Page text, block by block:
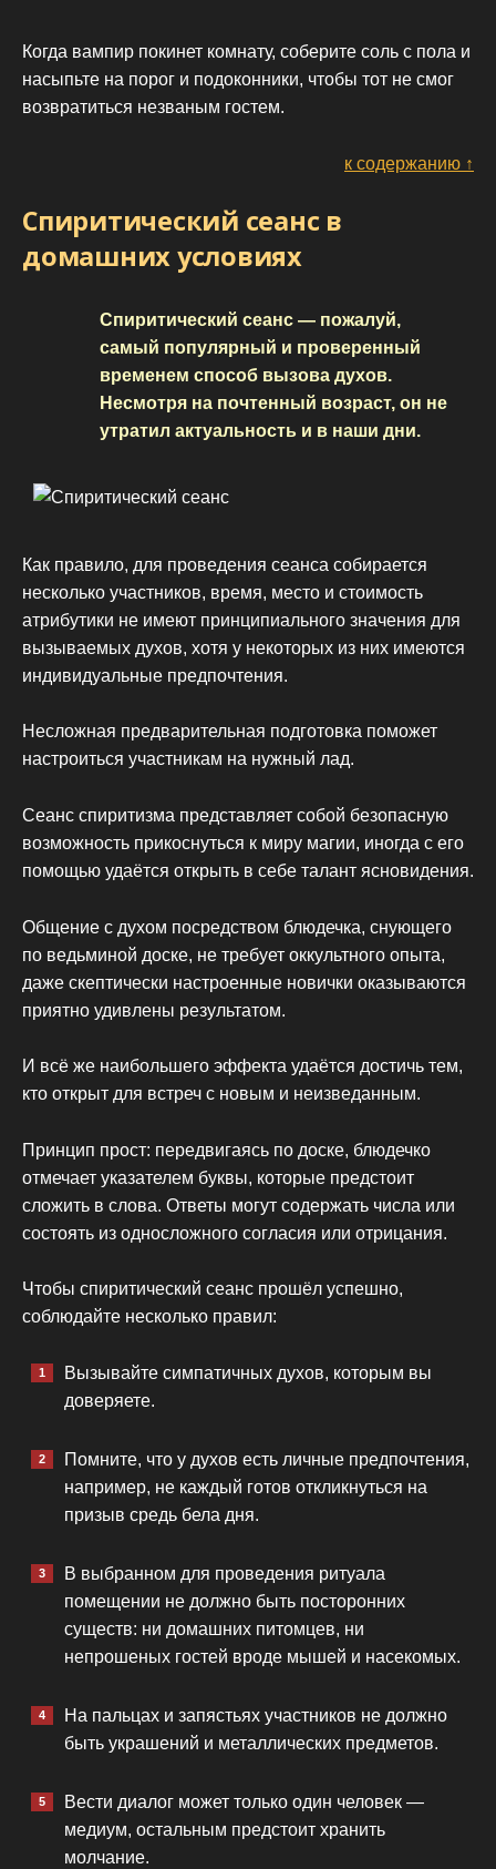
Когда вампир покинет комнату, соберите соль с пола и
насыпьте на порог и подоконники, чтобы тот не смог
возвратиться незваным гостем.
к содержанию ↑
Спиритический сеанс в
домашних условиях
Спиритический сеанс — пожалуй,
самый популярный и проверенный
временем способ вызова духов.
Несмотря на почтенный возраст, он не
утратил актуальность и в наши дни.
Как правило, для проведения сеанса собирается
несколько участников, время, место и стоимость
атрибутики не имеют принципиального значения для
вызываемых духов, хотя у некоторых из них имеются
индивидуальные предпочтения.
Несложная предварительная подготовка поможет
настроиться участникам на нужный лад.
Сеанс спиритизма представляет собой безопасную
возможность прикоснуться к миру магии, иногда с его
помощью удаётся открыть в себе талант ясновидения.
Общение с духом посредством блюдечка, снующего
по ведьминой доске, не требует оккультного опыта,
даже скептически настроенные новички оказываются
приятно удивлены результатом.
И всё же наибольшего эффекта удаётся достичь тем,
кто открыт для встреч с новым и неизведанным.
Принцип прост: передвигаясь по доске, блюдечко
отмечает указателем буквы, которые предстоит
сложить в слова. Ответы могут содержать числа или
состоять из односложного согласия или отрицания.
Чтобы спиритический сеанс прошёл успешно,
соблюдайте несколько правил:
Вызывайте симпатичных духов, которым вы
доверяете.
Помните, что у духов есть личные предпочтения,
например, не каждый готов откликнуться на
призыв средь бела дня.
В выбранном для проведения ритуала
помещении не должно быть посторонних
существ: ни домашних питомцев, ни
непрошеных гостей вроде мышей и насекомых.
На пальцах и запястьях участников не должно
быть украшений и металлических предметов.
Вести диалог может только один человек —
медиум, остальным предстоит хранить
молчание.